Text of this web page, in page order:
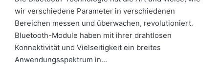
wir verschiedene Parameter in verschiedenen
Bereichen messen und überwachen, revolutioniert.
Bluetooth-Module haben mit ihrer drahtlosen
Konnektivität und Vielseitigkeit ein breites
Anwendungsspektrum in…